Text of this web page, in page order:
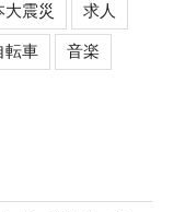
大震災 求人
転車 音楽